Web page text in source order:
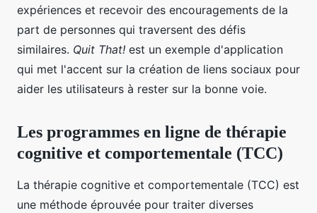
expériences et recevoir des encouragements de la
part de personnes qui traversent des défis
similaires. Quit That! est un exemple d'application
qui met l'accent sur la création de liens sociaux pour
aider les utilisateurs à rester sur la bonne voie.
Les programmes en ligne de thérapie
cognitive et comportementale (TCC)
La thérapie cognitive et comportementale (TCC) est
une méthode éprouvée pour traiter diverses